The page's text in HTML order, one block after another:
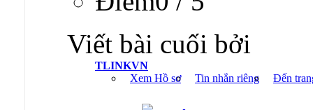
Viết bài cuối bởi
TLINKVN
Xem Hồ sơ
Tin nhắn riêng Đến